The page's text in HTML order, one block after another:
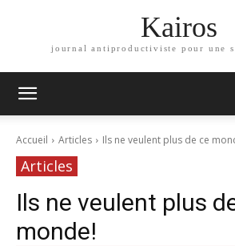
Kairos
journal antiproductiviste pour une
Accueil Articles Ils ne veulent plus de ce
Articles
Ils ne veulent plus
monde!